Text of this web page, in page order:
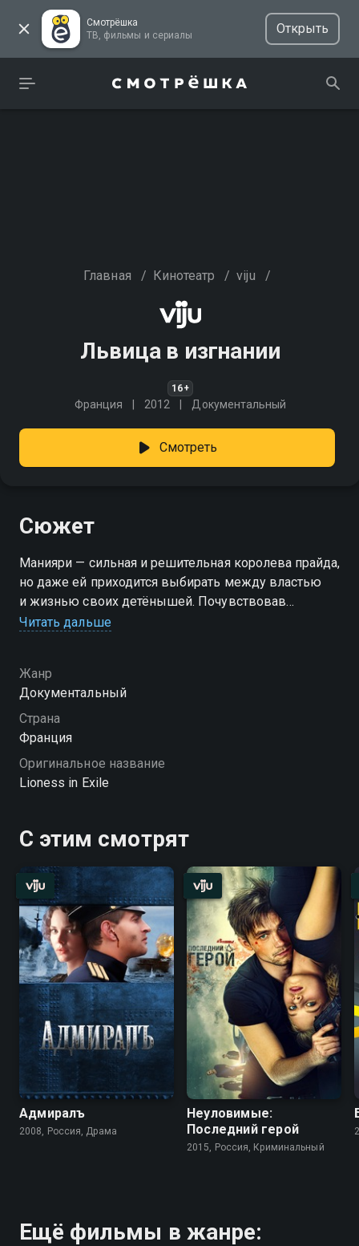
Смотрёшка
ТВ, фильмы и сериалы
Открыть
Главная / Кинотеатр / viju /
Львица в изгнании
16+
Франция 2012 Документальный
Смотреть
Сюжет
Манияри — сильная и решительная королева прайда,
но даже ей приходится выбирать между властью
и жизнью своих детёнышей. Почувствовав
надвигающуюся угрозу, она уводит малышей прочь
отнять всё. Это история о цене выживания,
материнской смелости и пути, с которого нельзя
свернуть.
Читать дальше
Жанр
Документальный
Страна
Франция
Оригинальное название
Lioness in Exile
С этим смотрят
Адмиралъ
2008, Россия, Драма
Неуловимые:
Последний герой
2015, Россия, Криминальный
Ещё фильмы в жанре: